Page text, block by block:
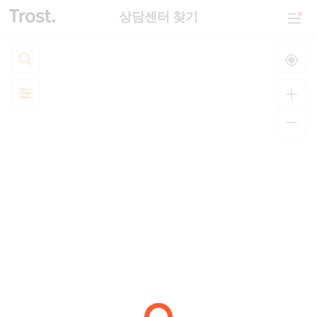
상담센터 찾기